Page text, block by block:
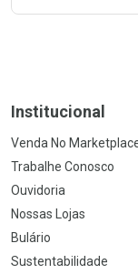
Institucional
Venda No
Trabalhe Conosco
Ouvidoria
Nossas Lojas
Bulário
Sustentabilidade